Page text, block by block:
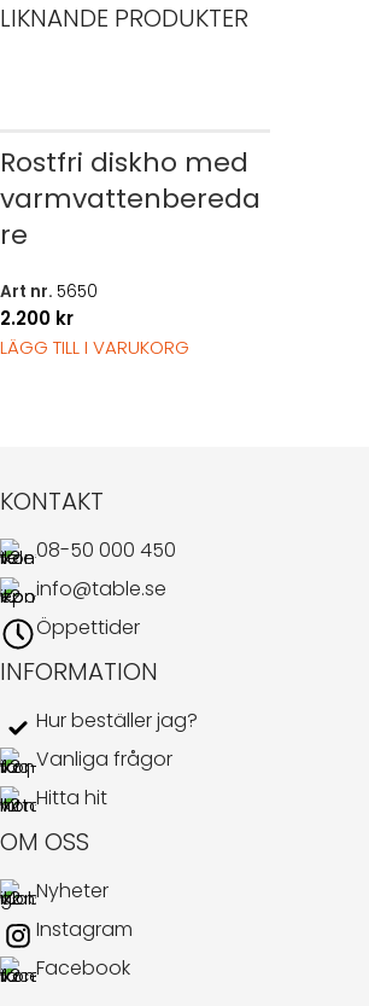
LIKNANDE PRODUKTER
Rostfri diskho med
varmvattenbereda
re
Art nr. 5650
2.200 kr
LÄGG TILL I VARUKORG
KONTAKT
08-50 000 450
info@table.se
Öppettider
INFORMATION
Hur beställer jag?
Vanliga frågor
Hitta hit
OM OSS
Nyheter
Instagram
Facebook